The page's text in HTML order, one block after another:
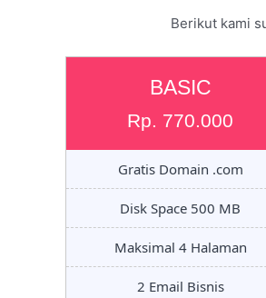
Berikut kami
BASIC
Rp. 770.000
Gratis Domain .com
Disk Space 500 MB
Maksimal 4 Halaman
2 Email Bisnis